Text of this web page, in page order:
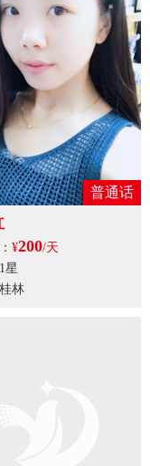
普通话
¥200/天
星
林